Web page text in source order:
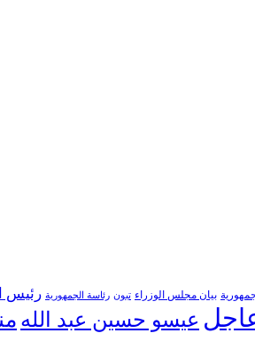
بيان مجلس الوزراء تبون رئاسة الجمهورية رئيس
عيسو حسين عبد الله